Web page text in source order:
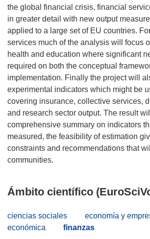
the global financial crisis, financial
in greater detail with new output
applied to a large set of EU countries.
services much of the analysis will focus
health and education where significant
required on both the conceptual
implementation. Finally the project will
experimental indicators which might be
covering insurance, collective services,
and research sector output. The result
comprehensive summary on indicators
measured, the feasibility of estimation
constraints and recommendations that
Ámbito científico
ciencias sociales economía y
económica
finanzas